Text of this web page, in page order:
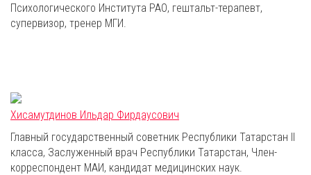
Психологического Института РАО, гештальт-терапевт,
супервизор, тренер МГИ.
Хисамутдинов Ильдар Фирдаусович
Главный государственный советник Республики Татарстан II
класса, Заслуженный врач Республики Татарстан, Член-
корреспондент МАИ, кандидат медицинских наук.